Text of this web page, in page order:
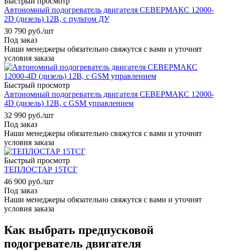
Автономный подогреватель двигателя СЕВЕРМАКС 12000-
2D (дизель) 12В, с пультом ДУ
30 790 руб./шт
Под заказ
Наши менеджеры обязательно свяжутся с вами и уточнят
условия заказа
Быстрый просмотр
Автономный подогреватель двигателя СЕВЕРМАКС 12000-
4D (дизель) 12В, с GSM управлением
32 990 руб./шт
Под заказ
Наши менеджеры обязательно свяжутся с вами и уточнят
условия заказа
Быстрый просмотр
ТЕПЛОСТАР 15ТСГ
46 900 руб./шт
Под заказ
Наши менеджеры обязательно свяжутся с вами и уточнят
условия заказа
Как выбрать предпусковой
подогреватель двигателя